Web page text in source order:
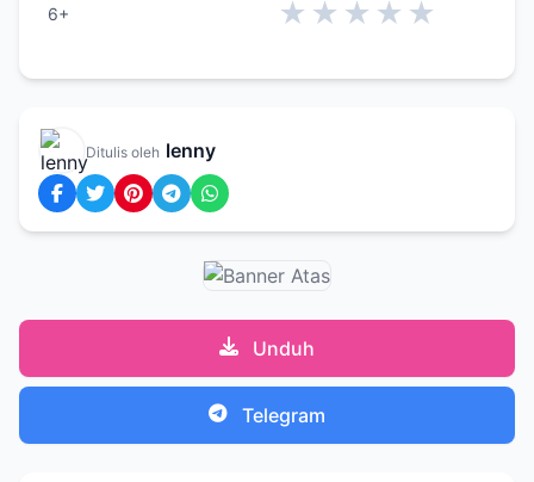
6+
★
★
★
★
★
Ditulis oleh lenny
Unduh
Telegram